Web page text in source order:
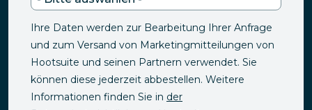
Ihre Daten werden zur Bearbeitung Ihrer Anfrage
und zum Versand von Marketingmitteilungen von
Hootsuite und seinen Partnern verwendet. Sie
können diese jederzeit abbestellen. Weitere
Informationen finden Sie in der